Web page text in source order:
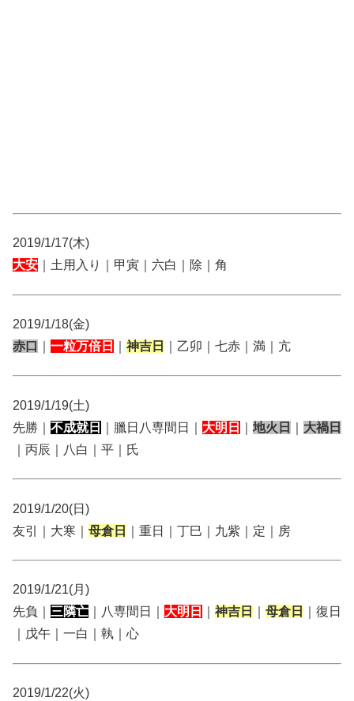
2019/1/17(木)
大安 ｜土用入り｜甲寅｜六白｜除｜角
2019/1/18(金)
赤口
一粒万倍日 神吉日 ｜乙卯｜七赤｜満｜亢
2019/1/19(土)
先勝｜ 不成就日 ｜臘日八専間日｜ 大明日 地火日
大禍日
｜丙辰｜八白｜平｜氏
2019/1/20(日)
友引｜大寒｜ 母倉日 ｜重日｜丁巳｜九紫｜定｜房
2019/1/21(月)
先負｜ 三隣亡 ｜八専間日｜ 大明日 神吉日 母倉日
｜復日
｜戊午｜一白｜執｜心
2019/1/22(火)